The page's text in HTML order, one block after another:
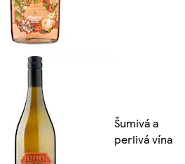
Šumivá a
perlivá vína